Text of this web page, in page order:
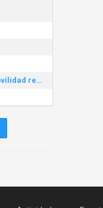
Adaptado para personas con movilidad reducida